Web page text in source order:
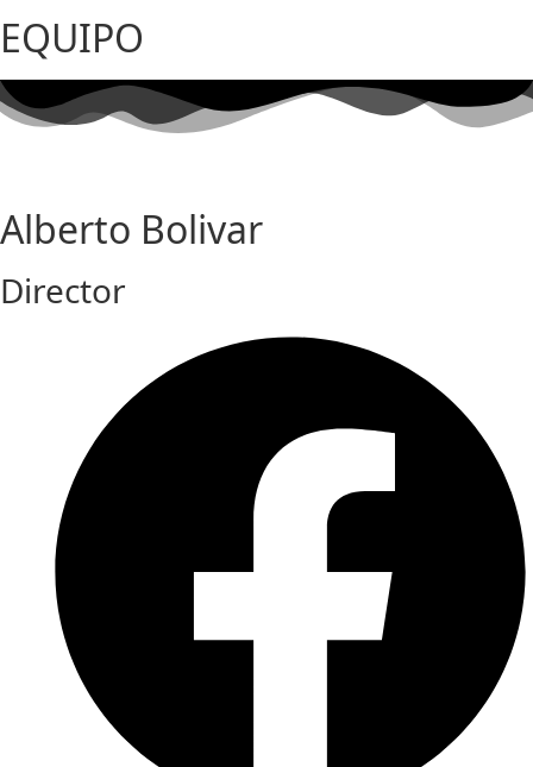
EQUIPO
Alberto Bolivar
Director